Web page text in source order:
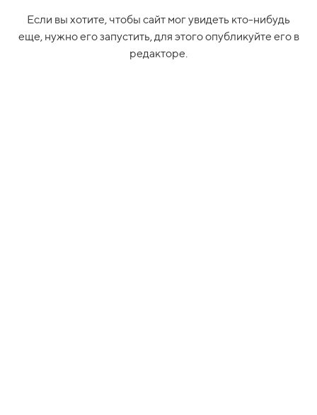
Если вы хотите, чтобы сайт мог увидеть кто-нибудь
еще, нужно его запустить, для этого опубликуйте его в
редакторе.